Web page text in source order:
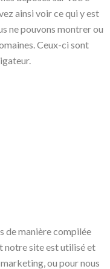
ainsi voir ce qui y est
ne pouvons montrer ou
Ceux-ci sont
de manière compilée
notre site est utilisé et
ou pour nous